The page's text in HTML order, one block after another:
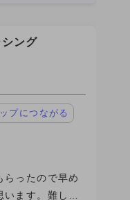
ング
プにつながる
らったので早め
ます。難しい